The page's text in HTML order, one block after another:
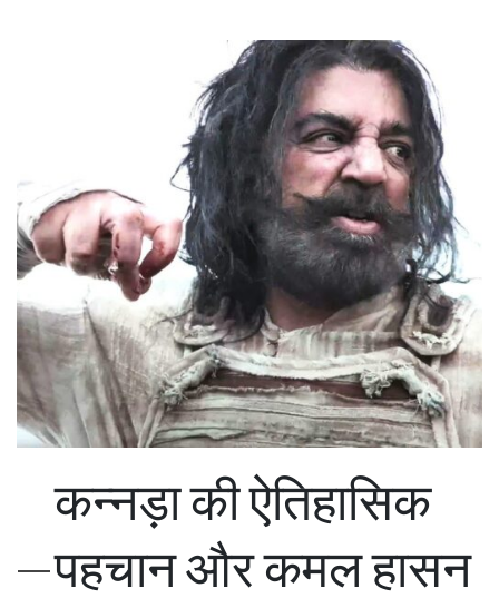
कन्नड़ा की ऐतिहासिक
पहचान और कमल हासन